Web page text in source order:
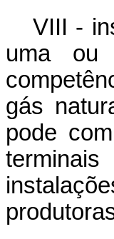
VIII -
uma ou
gás
pode